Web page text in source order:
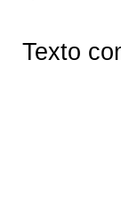
Texto